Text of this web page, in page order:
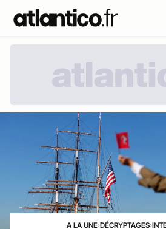
A LA UNE›DÉCRYPTAGES›